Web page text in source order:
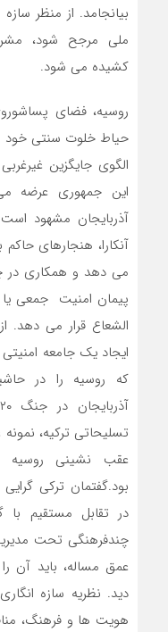
بیانجامد. از منظر
ملی مرجح شود،
کشیده می شود.
روسیه، فضای
حیاط خلوت سنتی خود
الگوی جایگزین
این جمهوری عرضه
آذربایجان مشهود
آنکارا، هنجارهای
می دهد و همکاری در
پیمان امنیت جمعی یا
الشعاع قرار می دهد.
ایجاد یک جامعه
که روسیه را در
تسلیحاتی ترکیه،
عقب نشینی روسیه
بود.گفتمان ترکی
در تقابل مستقیم با
چندفرهنگی تحت
عمق مساله، باید آن
دید. نظریه سازه
هویت ها و فرهنگ،